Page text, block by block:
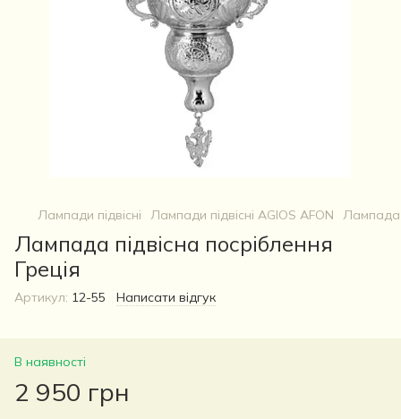
Лампади підвісні Лампади підвісні AGIOS AFON Лампада
Лампада підвісна посріблення
Греція
Артикул: 12-55 Написати відгук
В наявності
2 950 грн